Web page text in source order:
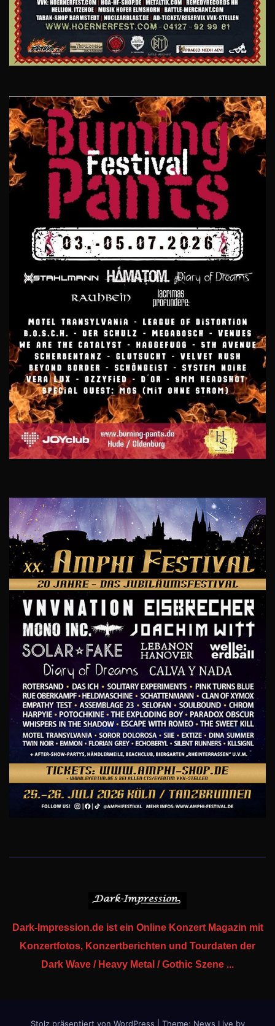
Dark-Impression.de ist ein Online Konzert Magazin mit
Konzertfotos, Konzertberichten und Tourdaten der
Dark Wave / Heavy Metal / Gothic Szene ...
Stolz präsentiert von WordPress Theme: News Live by